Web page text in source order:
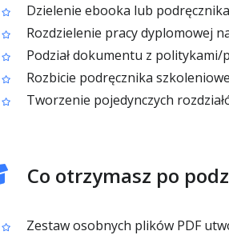
Dzielenie ebooka lub
Rozdzielenie pracy dyplomowej
Podział dokumentu z
Rozbicie podręcznika
Tworzenie pojedynczych
Co otrzymasz po
Zestaw osobnych plików PDF